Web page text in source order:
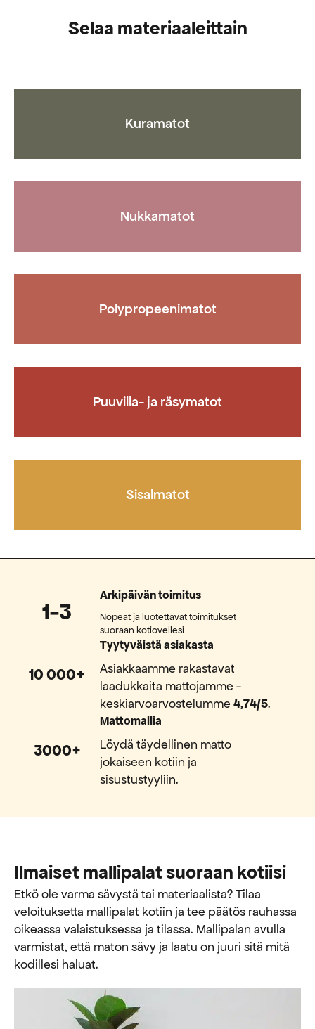
useampi
muunnelma.
valinnat
sivulla.
Selaa materiaaleittain
Kuramatot
Nukkamatot
Polypropeenimatot
Puuvilla- ja räsymatot
Sisalmatot
1-3
Arkipäivän toimitus
Nopeat ja luotettavat toimitukset
suoraan kotiovellesi
10 000+
Tyytyväistä asiakasta
Asiakkaamme rakastavat
laadukkaita mattojamme -
keskiarvoarvostelumme4,74/5.
3000+
Mattomallia
Löydä täydellinen matto
jokaiseen kotiin ja
sisustustyyliin.
Ilmaiset mallipalat suoraan kotiisi
Etkö ole varma sävystä tai materiaalista? Tilaa
veloituksetta mallipalat kotiin ja tee päätös rauhassa
oikeassa valaistuksessa ja tilassa. Mallipalan avulla
varmistat, että maton sävy ja laatu on juuri sitä mitä
kodillesi haluat.